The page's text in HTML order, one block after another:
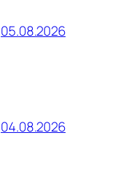
05.08.2026
04.08.2026